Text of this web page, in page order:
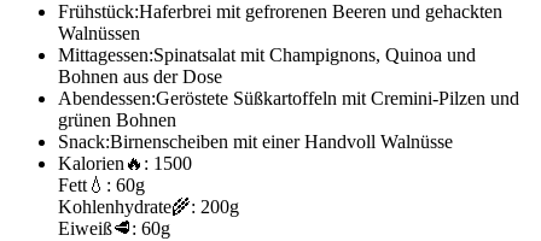
Frühstück:Haferbrei mit gefrorenen Beeren und gehackten
Walnüssen
Mittagessen:Spinatsalat mit Champignons, Quinoa und
Bohnen aus der Dose
Abendessen:Geröstete Süßkartoffeln mit Cremini-Pilzen und
grünen Bohnen
Snack:Birnenscheiben mit einer Handvoll Walnüsse
Kalorien 🔥: 1500
Fett 💧: 60g
Kohlenhydrate🌾: 200g
Eiweiß🥩: 60g